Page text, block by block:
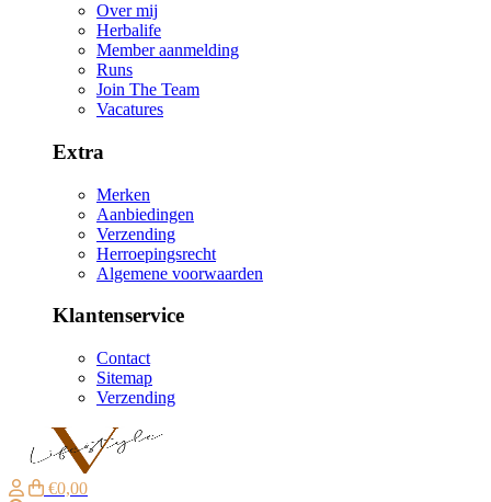
Over mij
Herbalife
Member aanmelding
Runs
Join The Team
Vacatures
Extra
Merken
Aanbiedingen
Verzending
Herroepingsrecht
Algemene voorwaarden
Klantenservice
Contact
Sitemap
Verzending
€0,00